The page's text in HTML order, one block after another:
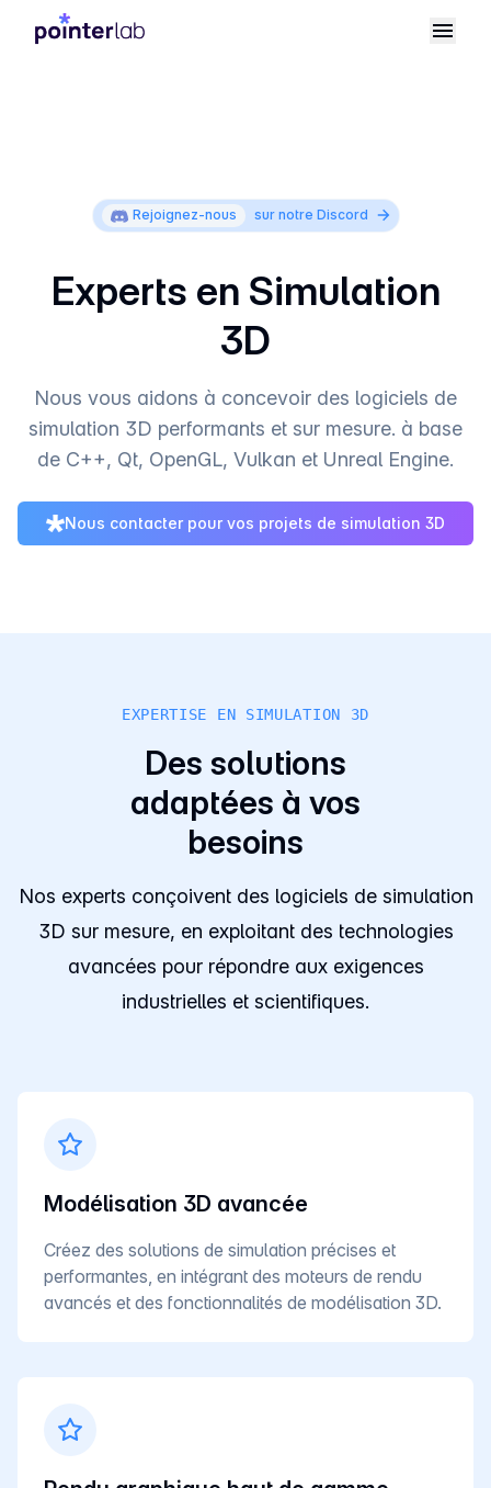
Rejoignez-nous sur notre Discord
Experts en Simulation
3D
Nous vous aidons à concevoir des logiciels de
simulation 3D performants et sur mesure. à base
de C++, Qt, OpenGL, Vulkan et Unreal Engine.
Nous contacter pour vos projets de simulation 3D
EXPERTISE EN SIMULATION 3D
Des solutions
adaptées à vos
besoins
Nos experts conçoivent des logiciels de simulation
3D sur mesure, en exploitant des technologies
avancées pour répondre aux exigences
industrielles et scientifiques.
Modélisation 3D avancée
Créez des solutions de simulation précises et
performantes, en intégrant des moteurs de rendu
avancés et des fonctionnalités de modélisation 3D.